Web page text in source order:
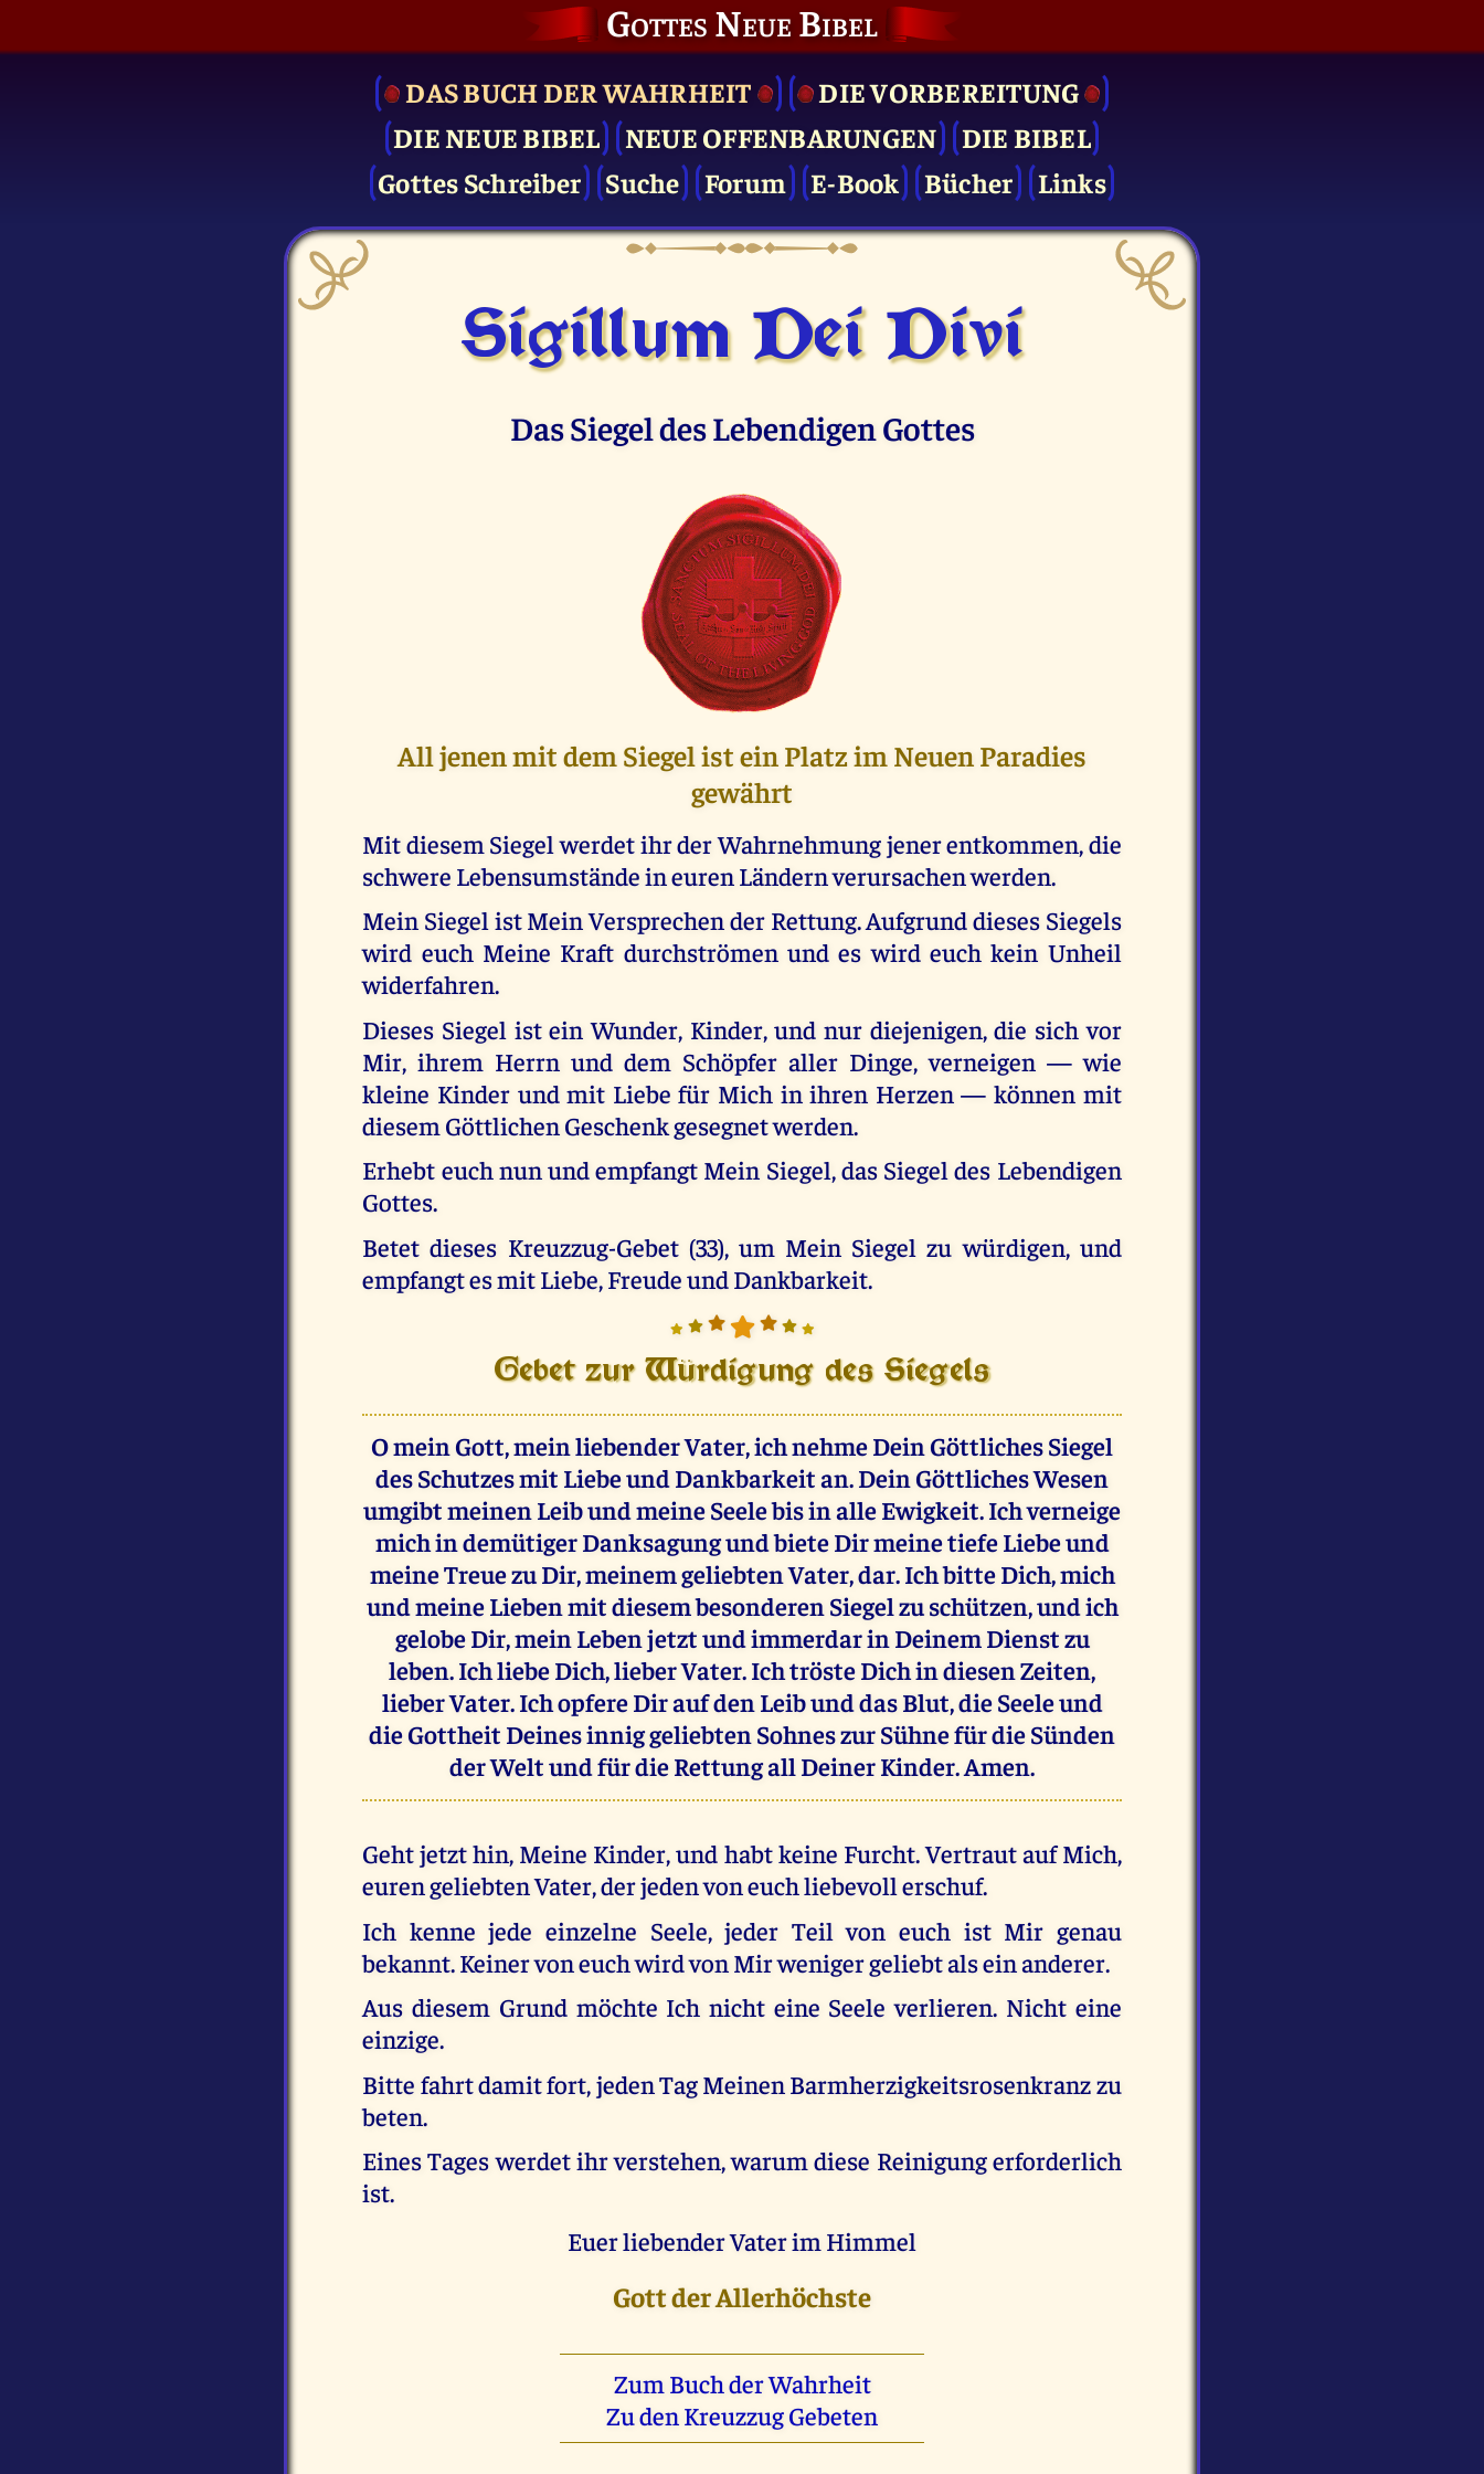
Gottes Neue Bibel
DAS BUCH DER WAHRHEIT
DIE VOR­BEREITUNG
DIE NEUE BIBEL
NEUE OFFENBARUNGEN
DIE BIBEL
Gottes Schreiber
Suche Forum E-Book Bücher Links
Sigillum Dei Divi
Das Siegel des Lebendigen Gottes
All jenen mit dem Siegel ist ein Platz im Neuen Paradies
gewährt
Mit diesem Siegel werdet ihr der Wahrnehmung jener entkommen, die
schwere Lebensumstände in euren Ländern verursachen werden.
Mein Siegel ist Mein Versprechen der Rettung. Aufgrund dieses Siegels
wird euch Meine Kraft durchströmen und es wird euch kein Unheil
widerfahren.
Dieses Siegel ist ein Wunder, Kinder, und nur diejenigen, die sich vor
Mir, ihrem Herrn und dem Schöpfer aller Dinge, verneigen — wie
kleine Kinder und mit Liebe für Mich in ihren Herzen — können mit
diesem Göttlichen Geschenk gesegnet werden.
Erhebt euch nun und empfangt Mein Siegel, das Siegel des Lebendigen
Gottes.
Betet dieses Kreuzzug-Gebet (33), um Mein Siegel zu würdigen, und
empfangt es mit Liebe, Freude und Dankbarkeit.
Gebet zur Würdigung des Siegels
O mein Gott, mein liebender Vater, ich nehme Dein Göttliches Siegel
des Schutzes mit Liebe und Dankbarkeit an. Dein Göttliches Wesen
umgibt meinen Leib und meine Seele bis in alle Ewigkeit. Ich verneige
mich in demütiger Danksagung und biete Dir meine tiefe Liebe und
meine Treue zu Dir, meinem geliebten Vater, dar. Ich bitte Dich, mich
und meine Lieben mit diesem besonderen Siegel zu schützen, und ich
gelobe Dir, mein Leben jetzt und immerdar in Deinem Dienst zu
leben. Ich liebe Dich, lieber Vater. Ich tröste Dich in diesen Zeiten,
lieber Vater. Ich opfere Dir auf den Leib und das Blut, die Seele und
die Gottheit Deines innig geliebten Sohnes zur Sühne für die Sünden
der Welt und für die Rettung all Deiner Kinder. Amen.
Geht jetzt hin, Meine Kinder, und habt keine Furcht. Vertraut auf Mich,
euren geliebten Vater, der jeden von euch liebevoll erschuf.
Ich kenne jede einzelne Seele, jeder Teil von euch ist Mir genau
bekannt. Keiner von euch wird von Mir weniger geliebt als ein anderer.
Aus diesem Grund möchte Ich nicht eine Seele verlieren. Nicht eine
einzige.
Bitte fahrt damit fort, jeden Tag Meinen Barmherzigkeitsrosenkranz zu
beten.
Eines Tages werdet ihr verstehen, warum diese Reinigung erforderlich
ist.
Euer liebender Vater im Himmel
Gott der Allerhöchste
Zum Buch der Wahrheit
Zu den Kreuzzug Gebeten